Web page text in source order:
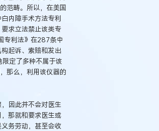
范畴。所以，在美国
内障手术方法专利
求立法禁止该类专
专利法》在287条中
起诉、索赔和发出
定了多种不属于该
那么，利用该仪器的
因此并不会对医生
那就和要求医生或
务劳动，甚至会收